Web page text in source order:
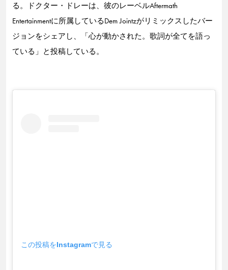
る。ドクター・ドレーは、彼のレーベルAftermath
Entertainmentに所属しているDem Jointzがリミックスしたバー
ジョンをシェアし、「心が動かされた。歌詞が全てを語っ
ている」と投稿している。
この投稿をInstagramで見る